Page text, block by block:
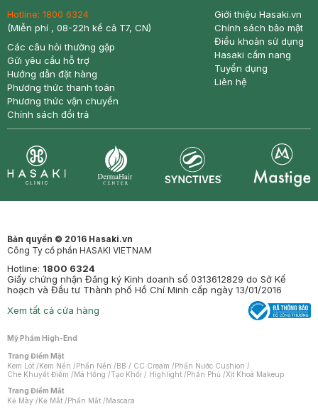
Hotline: 1800 6324
(Miễn phí , 08-22h kể cả T7, CN)
Các câu hỏi thường gặp
Gửi yêu cầu hỗ trợ
Hướng dẫn đặt hàng
Phương thức thanh toán
Phương thức vận chuyển
Chính sách đổi trả
Giới thiệu Hasaki.vn
Chính sách bảo mật
Điều khoản sử dụng
Hasaki cẩm nang
Tuyển dụng
Liên hệ
Bản quyền © 2016 Hasaki.vn
Công Ty cổ phần HASAKI VIETNAM
Hotline: 1800 6324
Giấy chứng nhận Đăng ký Kinh doanh số 0313612829 do Sở Kế
hoạch và Đầu tư Thành phố Hồ Chí Minh cấp ngày 13/01/2016
Xem tất cả cửa hàng
Mỹ Phẩm High-End
Trang Điểm Mặt
Kem Lót /Kem Nền /Phấn Nền /BB / CC Cream /Phấn Nước Cushion /
Che Khuyết Điểm /Má Hồng /Tạo Khối / Highlight /Phấn Phủ /Xịt Khoá Makeup
Trang Điểm Mắt
Kẻ Mày /Kẻ Mắt /Phấn Mắt /Mascara